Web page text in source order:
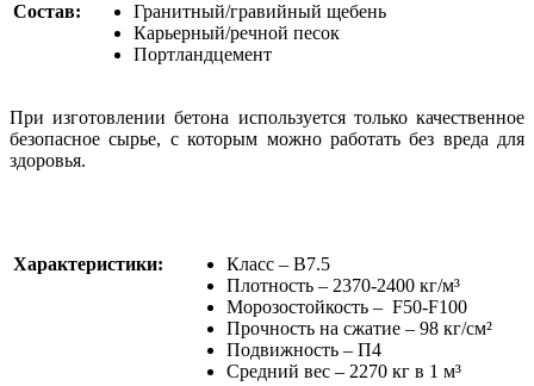
Состав:
Гранитный/гравийный щебень
Карьерный/речной песок
Портландцемент
При изготовлении бетона используется только качественное
безопасное сырье, с которым можно работать без вреда для
здоровья.
Характеристики:
Класс – В7.5
Плотность – 2370-2400 кг/м³
Морозостойкость – F50-F100
Прочность на сжатие – 98 кг/см²
Подвижность – П4
Средний вес – 2270 кг в 1 м³